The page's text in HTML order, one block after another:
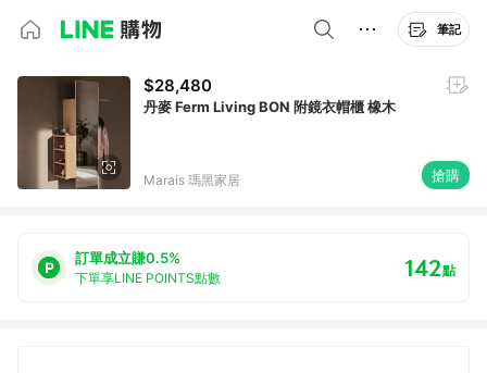
筆記
$28,480
丹麥 Ferm Living BON 附鏡衣帽櫃 橡木
Marais 瑪黑家居 搶購
訂單成立賺0.5%
下單享LINE POINTS點數 142點